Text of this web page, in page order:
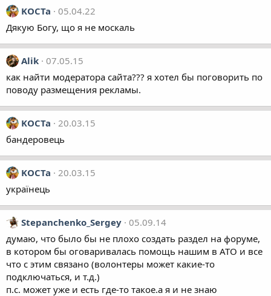
KOCTa
05.04.22
Дякую Богу, що я не москаль
Alik 07.05.15
как найти модератора сайта??? я хотел бы поговорить по
поводу размещения рекламы.
KOCTa
20.03.15
бандеровець
KOCTa
20.03.15
українець
Stepanchenko_Sergey 05.09.14
думаю, что было бы не плохо создать раздел на форуме,
в котором бы оговаривалась помощь нашим в АТО и все
что с этим связано (волонтеры может какие-то
подключаться, и т.д.)
п.с. может уже и есть где-то такое.а я и не знаю